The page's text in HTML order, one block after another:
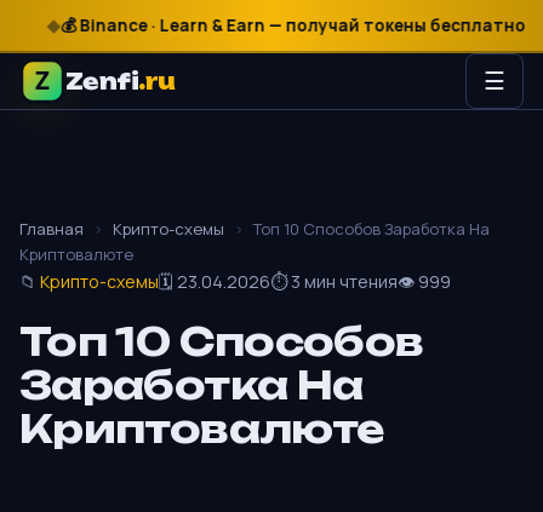
₽
$
€
💰 Binance · Learn & Earn — получай токены бесплатно
Zenfi.ru ☰
Главная › Крипто-схемы › Топ 10 Способов Заработка На
Криптовалюте
📁 Крипто-схемы🗓 23.04.2026⏱ 3 мин чтения👁 999
Топ 10 Способов
Заработка На
Криптовалюте